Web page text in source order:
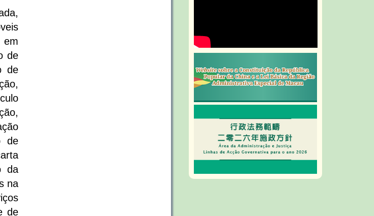
em
de
de
de
da
na
de